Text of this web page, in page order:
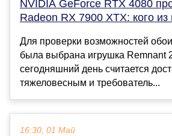
NVIDIA GeForce RTX 4080
Radeon RX 7900 XTX: кого
Для проверки возможностей
была выбрана игрушка Remnant
сегодняшний день считается
тяжеловесным и требователь...
16:30, 01 Май